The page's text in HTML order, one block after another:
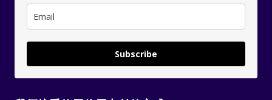
Subscribe